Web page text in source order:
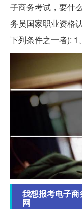
子商务考试，要什
务员国家职业资格
下列条件之一者): 1
我想报考电子
网